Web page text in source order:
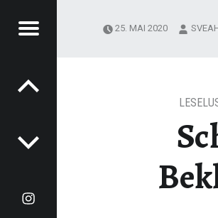
Menu 25. MAI 2020